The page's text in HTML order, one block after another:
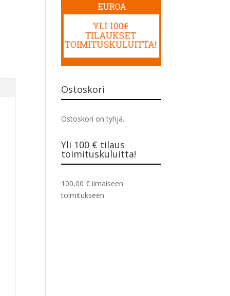
Ostoskori
Ostoskori on tyhjä.
Yli 100 € tilaus
toimituskuluitta!
100,00€ ilmaiseen
toimitukseen.